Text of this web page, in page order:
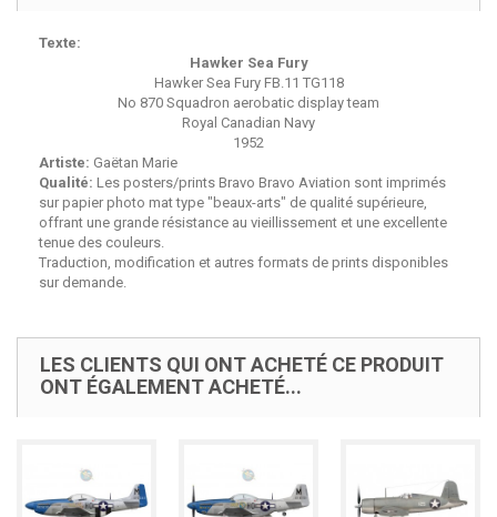
Texte:
Hawker Sea Fury
Hawker Sea Fury FB.11 TG118
No 870 Squadron aerobatic display team
Royal Canadian Navy
1952
Artiste: Gaëtan Marie
Qualité: Les posters/prints Bravo Bravo Aviation sont imprimés
sur papier photo mat type "beaux-arts" de qualité supérieure,
offrant une grande résistance au vieillissement et une excellente
tenue des couleurs.
Traduction, modification et autres formats de prints disponibles
sur demande.
LES CLIENTS QUI ONT ACHETÉ CE PRODUIT
ONT ÉGALEMENT ACHETÉ...